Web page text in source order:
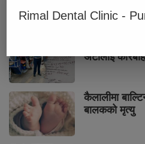
अटोलाई
कैलालीमा
बालकको मृत्यु
Rimal Dental Clinic -